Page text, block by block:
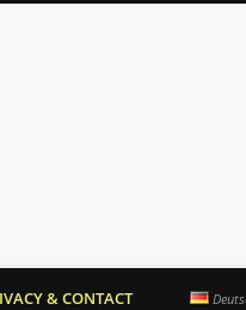
& CONTACT